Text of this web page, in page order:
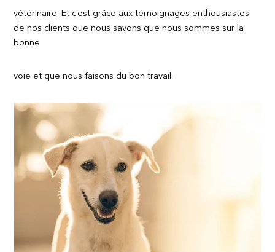
vétérinaire. Et c’est grâce aux témoignages enthousiastes
de nos clients que nous savons que nous sommes sur la
bonne
voie et que nous faisons du bon travail.